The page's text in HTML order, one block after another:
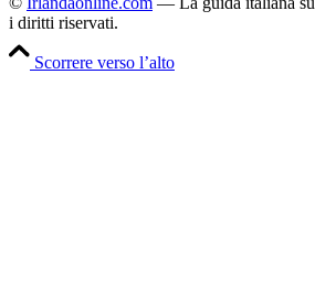
i diritti riservati.
Scorrere verso l’alto